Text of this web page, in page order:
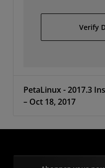
Verify
PetaLinux - 2017.3
– Oct 18, 2017